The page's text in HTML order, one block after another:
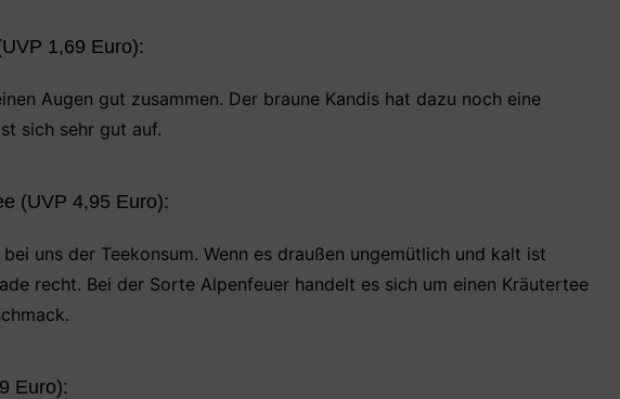
1,69 Euro):
Augen gut zusammen. Der braune Kandis hat dazu noch eine
sich sehr gut auf.
(UVP 4,95 Euro):
uns der Teekonsum. Wenn es draußen ungemütlich und kalt ist
recht. Bei der Sorte Alpenfeuer handelt es sich um einen Kräutertee
Euro):